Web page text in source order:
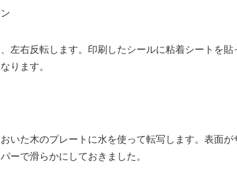
左右反転します。印刷したシールに粘着シートを
ります。
いた木のプレートに水を使って転写します。表面
ーで滑らかにしておきました。